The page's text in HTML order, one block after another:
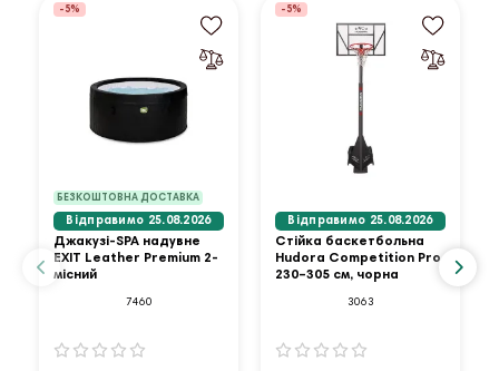
БЕЗКОШТОВНА ДОСТАВКА
-5%
Відправимо 25.08.2026
Джакузі-SPA надувне
EXIT Leather Premium 2-
місний
7460
-5%
Відправимо 25.08.2026
Стійка баскетбольна
Hudora Competition Pro
230–305 см, чорна
3063